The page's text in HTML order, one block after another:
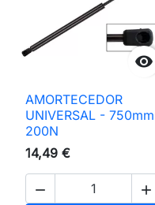

AMORTECEDOR
UNIVERSAL - 750mm
200N
14,49 €
 